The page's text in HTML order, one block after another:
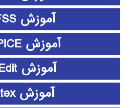
آموزش HFSS
آموزش HSPICE
آموزش L-Edit
آموزش Latex